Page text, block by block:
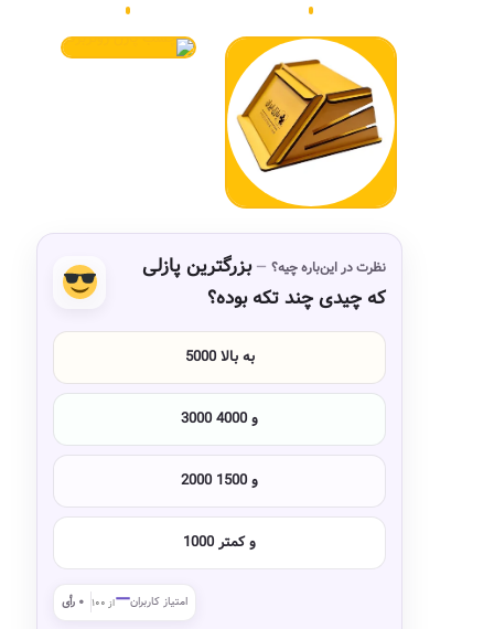
نظرت در این‌باره چیه؟
بزرگترین پازلی
که چیدی چند تکه بوده؟
5000 به بالا
3000 و 4000
2000 و 1500
1000 و کمتر
امتیاز کاربران—از ۱۰۰ ۰ رأی